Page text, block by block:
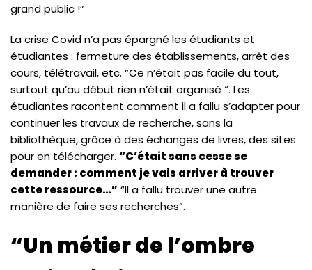
grand public !”
La crise Covid n’a pas épargné les étudiants et
étudiantes : fermeture des établissements, arrêt des
cours, télétravail, etc. “Ce n’était pas facile du tout,
surtout qu’au début rien n’était organisé “. Les
étudiantes racontent comment il a fallu s’adapter pour
continuer les travaux de recherche, sans la
bibliothèque, grâce à des échanges de livres, des sites
pour en télécharger. “C’était sans cesse se
demander : comment je vais arriver à trouver
cette ressource…” “Il a fallu trouver une autre
manière de faire ses recherches”.
“Un métier de l’ombre